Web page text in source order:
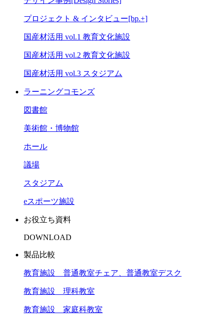
プロジェクト & インタビュー[bp.+]
国産材活用 vol.1 教育文化施設
国産材活用 vol.2 教育文化施設
国産材活用 vol.3 スタジアム
ラーニングコモンズ
図書館
美術館・博物館
ホール
議場
スタジアム
eスポーツ施設
お役立ち資料
DOWNLOAD
製品比較
教育施設 普通教室チェア、普通教室デスク
教育施設 理科教室
教育施設 家庭科教室